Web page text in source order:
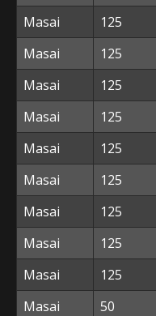
Masai
125
Masai
125
Masai
125
Masai
125
Masai
125
Masai
125
Masai
125
Masai
125
Masai
125
Masai
50